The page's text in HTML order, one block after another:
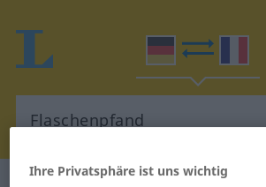
Ihre Privatsphäre ist uns wichtig